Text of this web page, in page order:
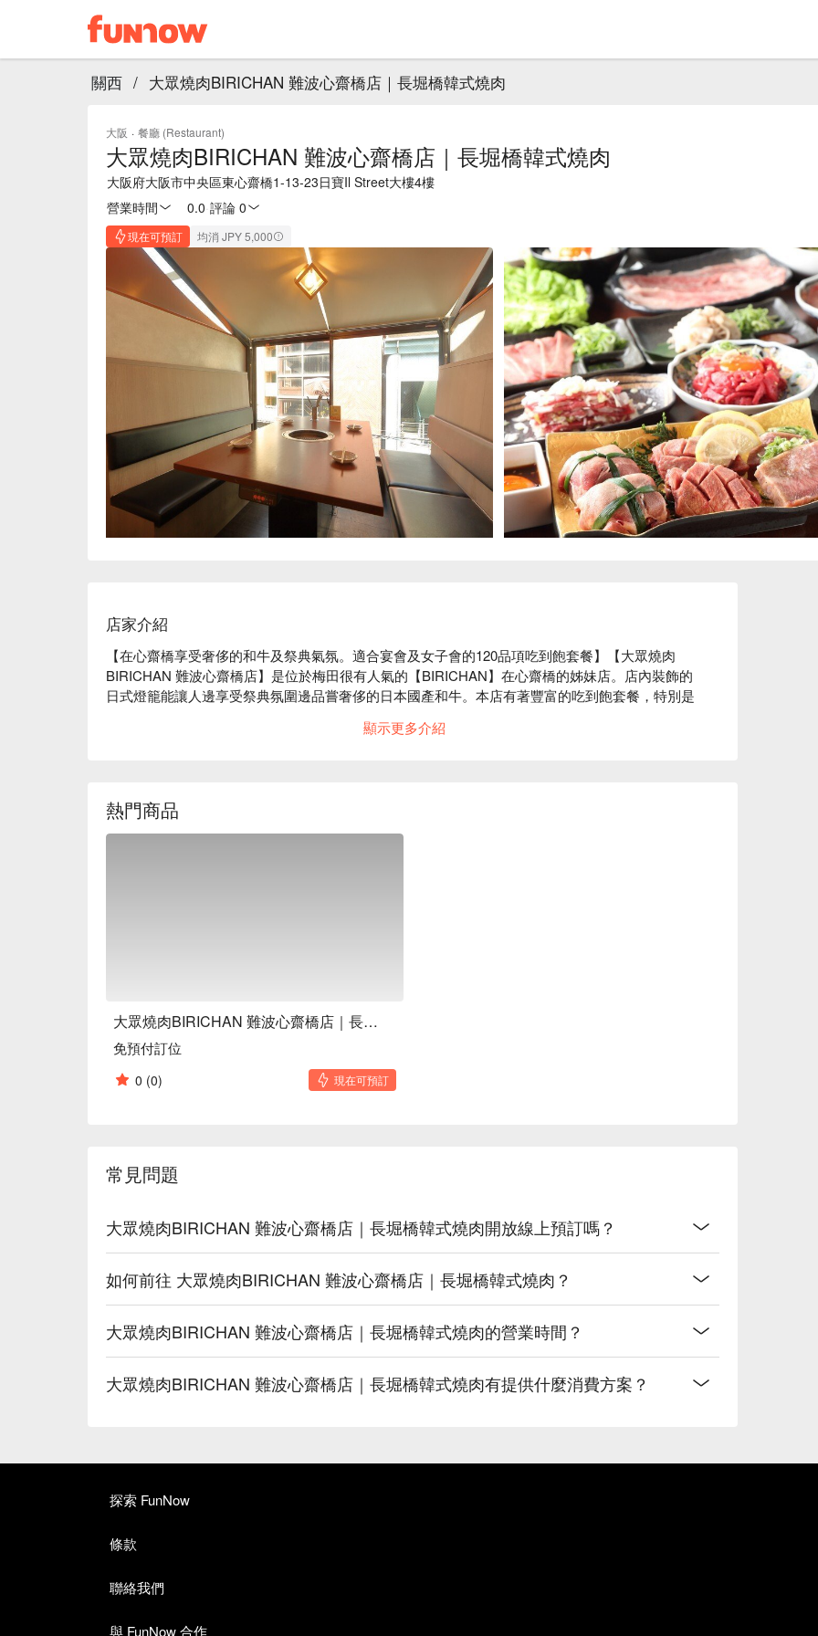
關西 / 大眾燒肉BIRICHAN 難波心齋橋店｜長堀橋韓式燒肉
大阪 · 餐廳 (Restaurant)
大眾燒肉BIRICHAN 難波心齋橋店｜長堀橋韓式燒肉
大阪府大阪市中央區東心齋橋1-13-23日寶Il Street大樓4樓
營業時間
0.0 評論 0
現在可預訂 均消 JPY 5,000
店家介紹
【在心齋橋享受奢侈的和牛及祭典氣氛。適合宴會及女子會的120品項吃到飽套餐】【大眾燒肉
BIRICHAN 難波心齋橋店】是位於梅田很有人氣的【BIRICHAN】在心齋橋的姊妹店。店內裝飾的
日式燈籠能讓人邊享受祭典氛圍邊品嘗奢侈的日本國產和牛。本店有著豐富的吃到飽套餐，特別是
發在網上的奢華料理種類繁多。午餐的吃到飽套餐會比晚餐更有CP值。備有非常適合約會及紀念日
顯示更多介紹
熱門商品
大眾燒肉BIRICHAN 難波心齋橋店｜長堀橋韓式燒肉
免預付訂位
0 (0) 現在可預訂
常見問題
大眾燒肉BIRICHAN 難波心齋橋店｜長堀橋韓式燒肉開放線上預訂嗎？
如何前往 大眾燒肉BIRICHAN 難波心齋橋店｜長堀橋韓式燒肉？
大眾燒肉BIRICHAN 難波心齋橋店｜長堀橋韓式燒肉的營業時間？
大眾燒肉BIRICHAN 難波心齋橋店｜長堀橋韓式燒肉有提供什麼消費方案？
探索 FunNow
條款
聯絡我們
與 FunNow 合作